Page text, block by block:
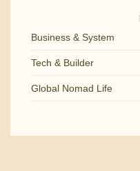
Business & System
Tech & Builder
Global Nomad Life